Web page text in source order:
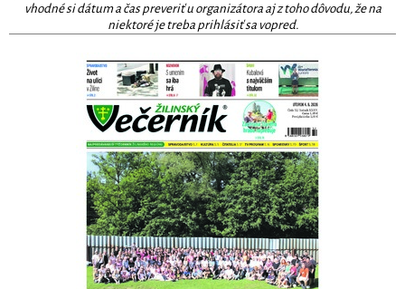
vhodné si dátum a čas preveriť u organizátora aj z toho dôvodu, že na
niektoré je treba prihlásiť sa vopred.